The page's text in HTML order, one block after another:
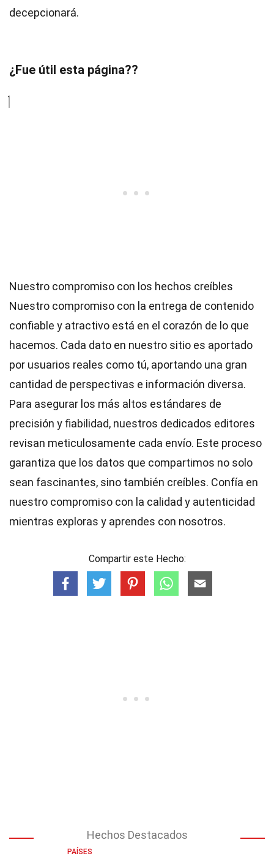
decepcionará.
¿Fue útil esta página??
Nuestro compromiso con los hechos creíbles
Nuestro compromiso con la entrega de contenido
confiable y atractivo está en el corazón de lo que
hacemos. Cada dato en nuestro sitio es aportado
por usuarios reales como tú, aportando una gran
cantidad de perspectivas e información diversa.
Para asegurar los más altos estándares de
precisión y fiabilidad, nuestros dedicados editores
revisan meticulosamente cada envío. Este proceso
garantiza que los datos que compartimos no solo
sean fascinantes, sino también creíbles. Confía en
nuestro compromiso con la calidad y autenticidad
mientras exploras y aprendes con nosotros.
Compartir este Hecho:
Hechos Destacados
PAÍSES